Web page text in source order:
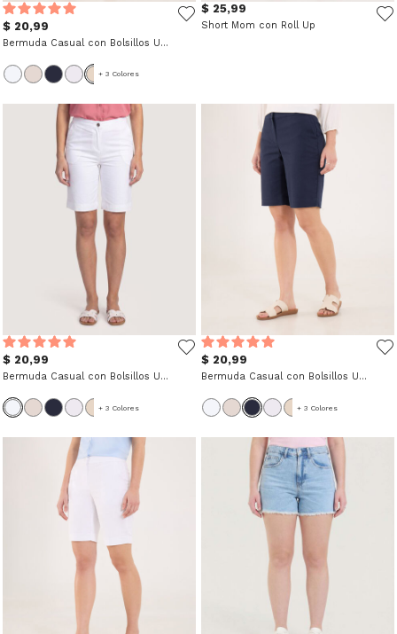
$ 20,99
Bermuda Casual con Bolsillos Unicolor
+ 3 Colores
$ 25,99
Short Mom con Roll Up
$ 20,99
Bermuda Casual con Bolsillos Unicolor
+ 3 Colores
$ 20,99
Bermuda Casual con Bolsillos Unicolor
+ 3 Colores